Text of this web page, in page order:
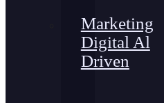
Marketing
Digital Al
Driven